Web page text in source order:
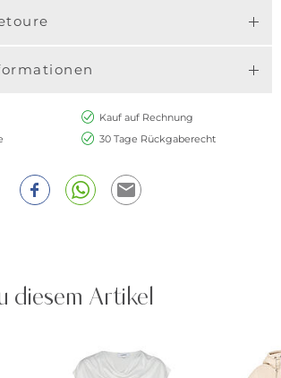
Kauf auf Rechnung
30 Tage Rückgaberecht
diesem Artikel